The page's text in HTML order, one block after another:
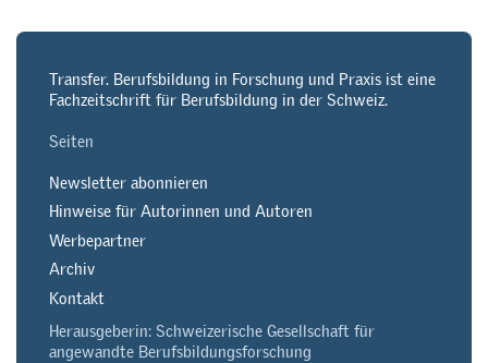
Transfer. Berufsbildung in Forschung und Praxis ist eine
Fachzeitschrift für Berufsbildung in der Schweiz.
Seiten
Newsletter abonnieren
Hinweise für Autorinnen und Autoren
Werbepartner
Archiv
Kontakt
Herausgeberin: Schweizerische Gesellschaft für
angewandte Berufsbildungsforschung